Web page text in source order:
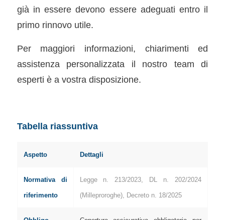
già in essere devono essere adeguati entro il
primo rinnovo utile.
Per maggiori informazioni, chiarimenti ed
assistenza personalizzata il nostro team di
esperti è a vostra disposizione.
Tabella riassuntiva
Aspetto Dettagli
Normativa di
riferimento
Legge n. 213/2023, DL n. 202/2024
(Milleproroghe), Decreto n. 18/2025